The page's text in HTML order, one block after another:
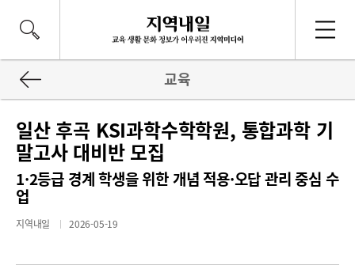
교육
일산 후곡 KSI과학수학학원, 통합과학 기
말고사 대비반 모집
1·2등급 경계 학생을 위한 개념 적용·오답 관리 중심 수
업
지역내일 2026-05-19